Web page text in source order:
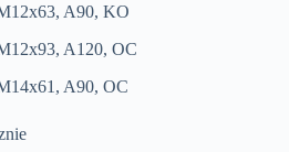
A90, KO
A120, OC
A90, OC